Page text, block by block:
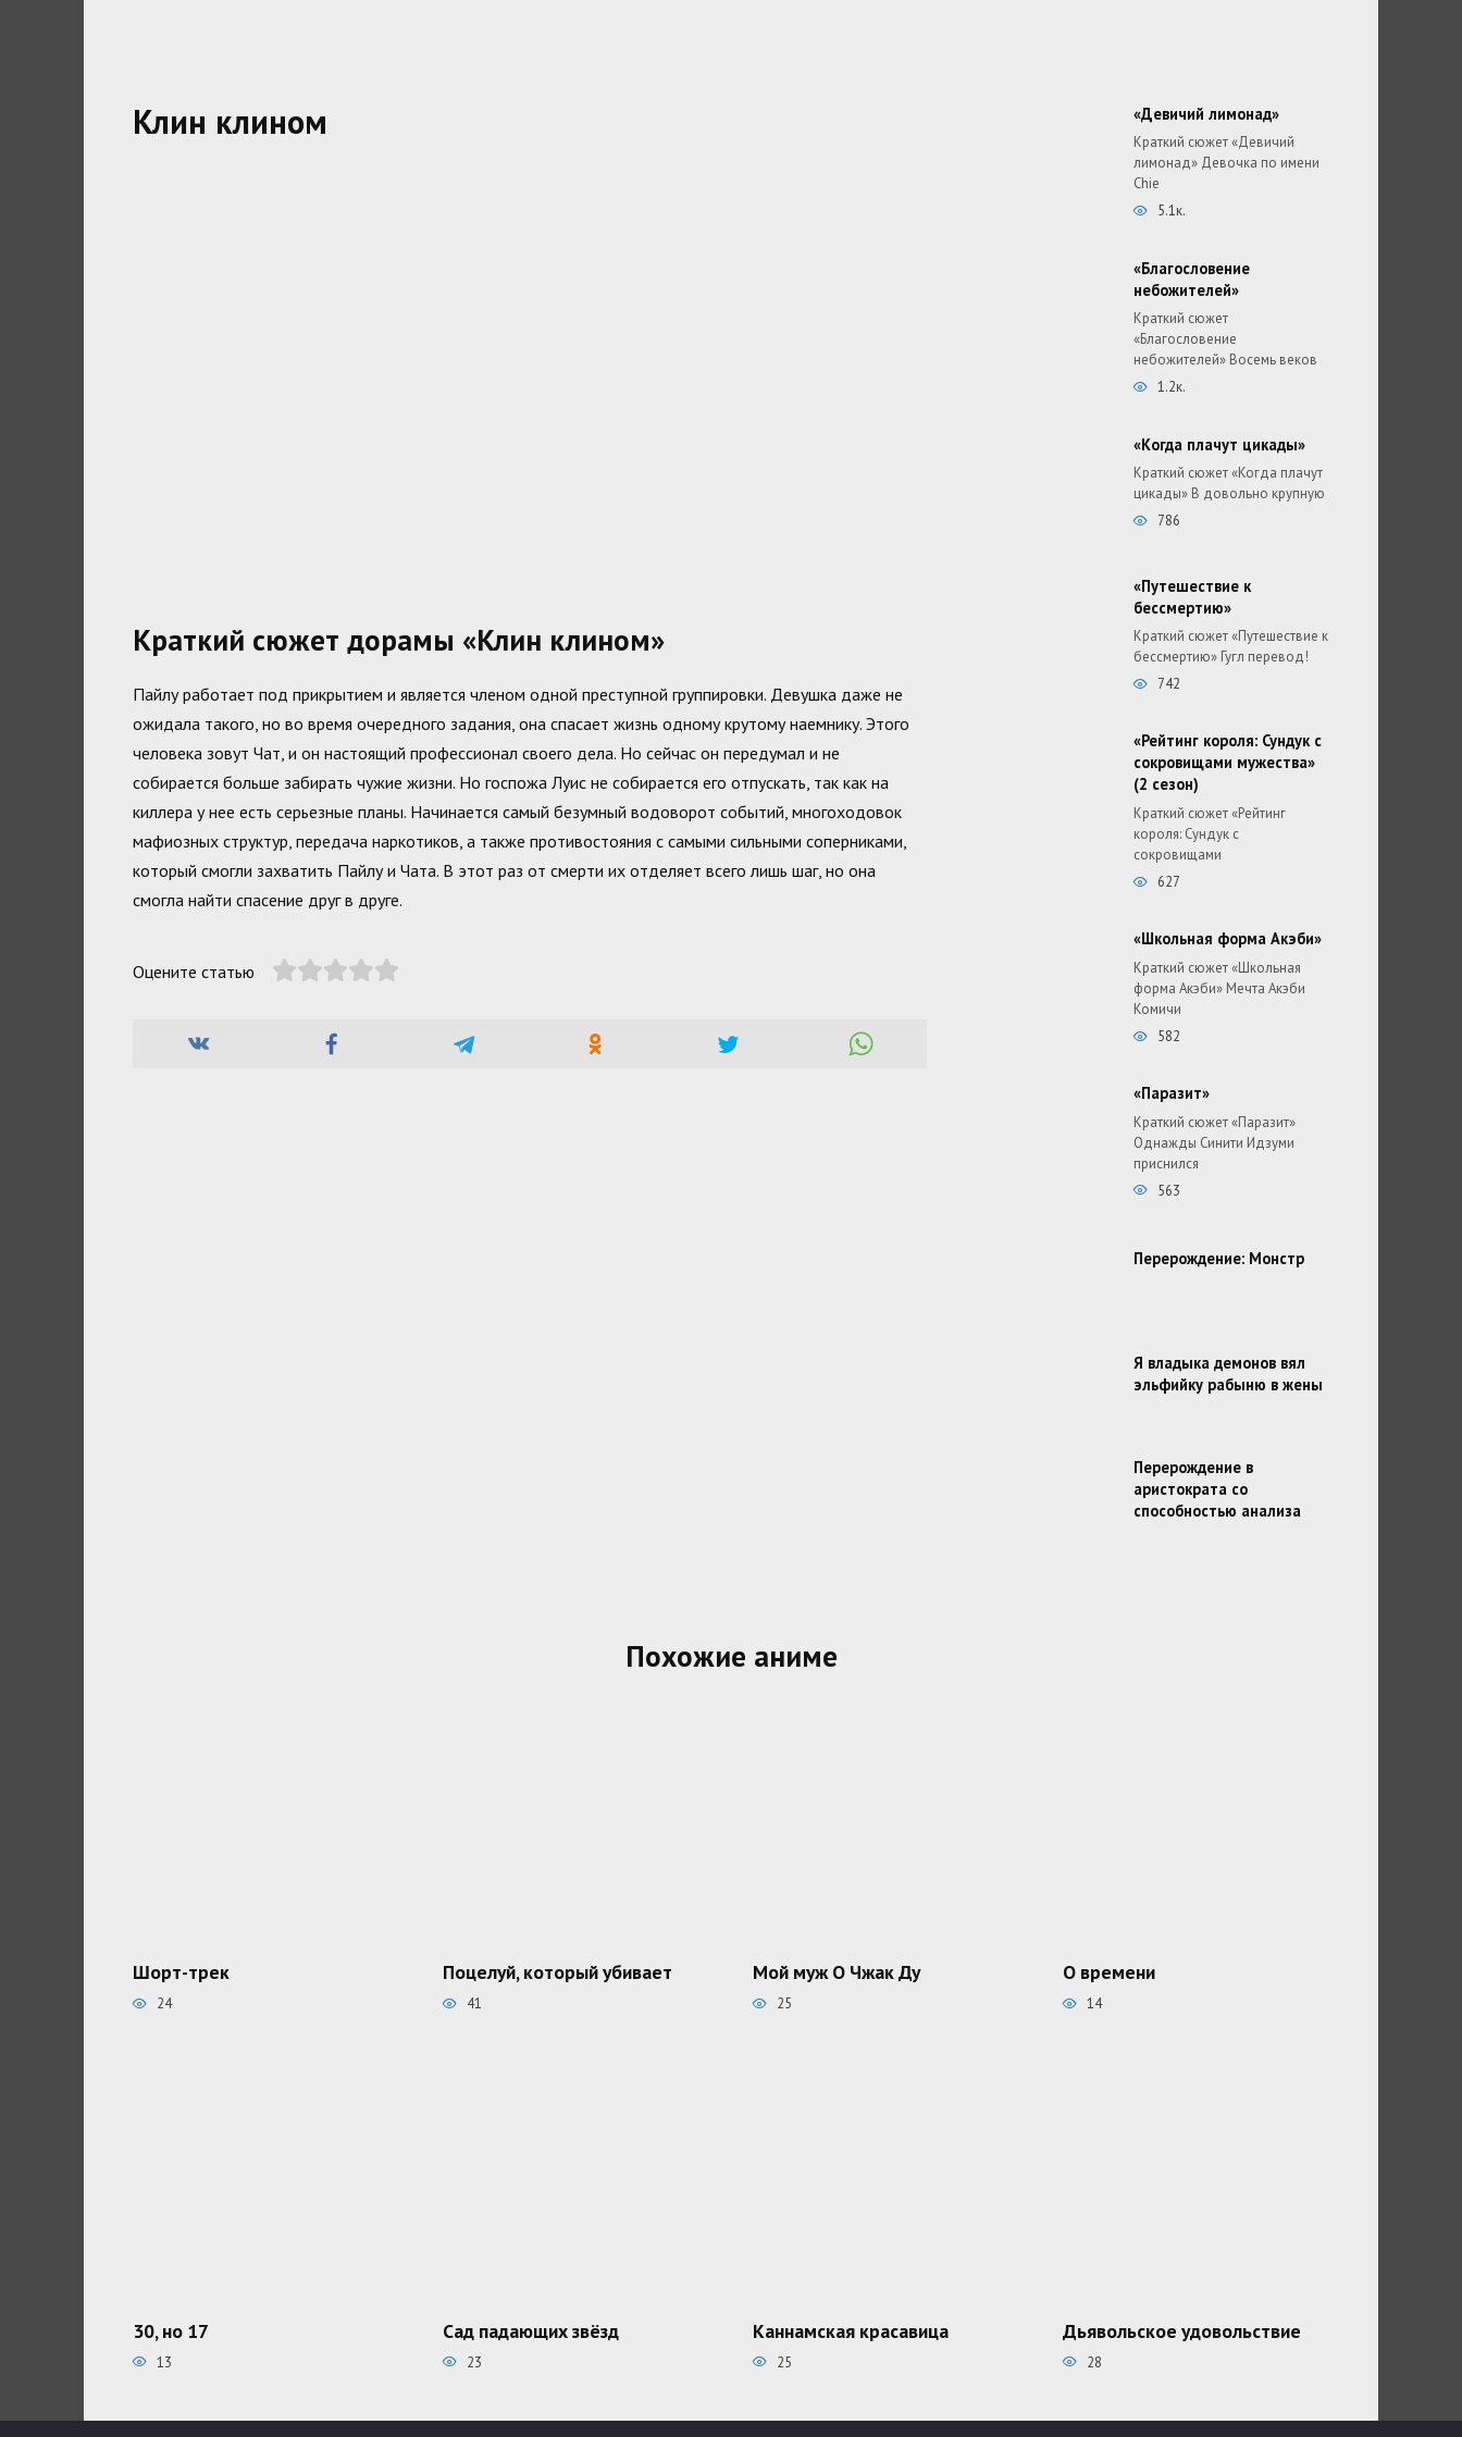
Клин клином
Краткий сюжет дорамы «Клин клином»
Пайлу работает под прикрытием и является членом одной преступной группировки. Девушка даже не
ожидала такого, но во время очередного задания, она спасает жизнь одному крутому наемнику. Этого
человека зовут Чат, и он настоящий профессионал своего дела. Но сейчас он передумал и не
собирается больше забирать чужие жизни. Но госпожа Луис не собирается его отпускать, так как на
киллера у нее есть серьезные планы. Начинается самый безумный водоворот событий, многоходовок
мафиозных структур, передача наркотиков, а также противостояния с самыми сильными соперниками,
который смогли захватить Пайлу и Чата. В этот раз от смерти их отделяет всего лишь шаг, но она
смогла найти спасение друг в друге.
Оцените статью
«Девичий лимонад»
Краткий сюжет «Девичий
лимонад» Девочка по имени
Chie
5.1к.
«Благословение
небожителей»
Краткий сюжет
«Благословение
небожителей» Восемь веков
1.2к.
«Когда плачут цикады»
Краткий сюжет «Когда плачут
цикады» В довольно крупную
786
«Путешествие к
бессмертию»
Краткий сюжет «Путешествие к
бессмертию» Гугл перевод!
742
«Рейтинг короля: Сундук с
сокровищами мужества»
(2 сезон)
Краткий сюжет «Рейтинг
короля: Сундук с
сокровищами
627
«Школьная форма Акэби»
Краткий сюжет «Школьная
форма Акэби» Мечта Акэби
Комичи
582
«Паразит»
Краткий сюжет «Паразит»
Однажды Синити Идзуми
приснился
563
Перерождение: Монстр
Я владыка демонов вял
эльфийку рабыню в жены
Перерождение в
аристократа со
способностью анализа
Похожие аниме
Шорт-трек
24
Поцелуй, который убивает
41
Мой муж О Чжак Ду
25
О времени
14
30, но 17
13
Сад падающих звёзд
23
Каннамская красавица
25
Дьявольское удовольствие
28